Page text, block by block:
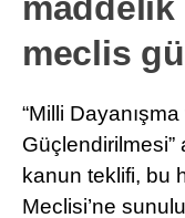
meclis
“Milli
Güçlendirilmesi”
kanun teklifi, bu
Meclisi’ne